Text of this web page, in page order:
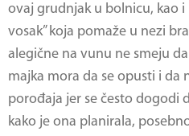
ovaj grudnjak u bolnicu, kao i
vosak” koja pomaže u nezi
alegične na vunu ne smeju
majka mora da se opusti i da
porođaja jer se često dogodi
kako je ona planirala,